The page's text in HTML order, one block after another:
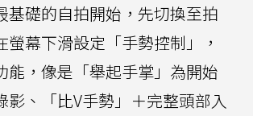
基礎的自拍開始，先切換至拍
螢幕下滑設定「手勢控制」，
能，像是「舉起手掌」為開始
影、「比V手勢」＋完整頭部入